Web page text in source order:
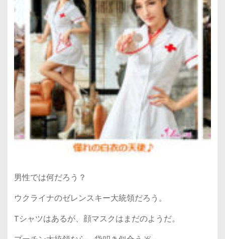
男性では何だろう？
ウクライナのゼレンスキー大統領だろう。
Tシャツはあるが、顔マスクはまだのようだ。